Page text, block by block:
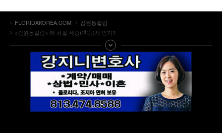
FLORIDAKOREA.COM
김원동칼럼
<김원동칼럼> 왜 하필 세종(世宗)시 인가?